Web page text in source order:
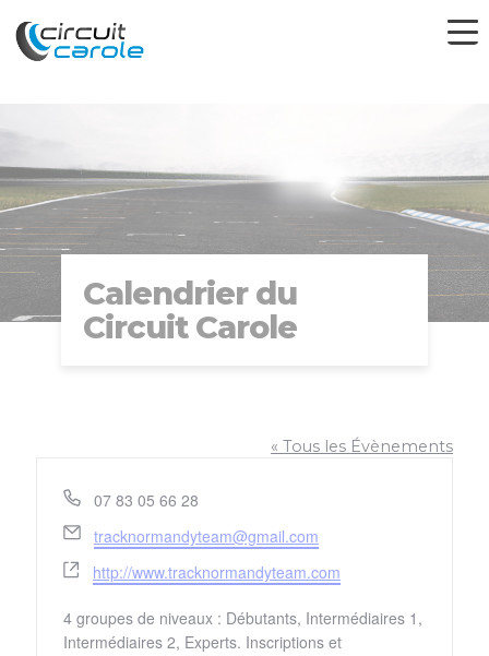
Calendrier du
Circuit Carole
« Tous les Évènements
Téléphone
07 83 05 66 28
Email
tracknormandyteam@gmail.com
Site
web
http://www.tracknormandyteam.com
4 groupes de niveaux : Débutants, Intermédiaires 1,
Intermédiaires 2, Experts. Inscriptions et